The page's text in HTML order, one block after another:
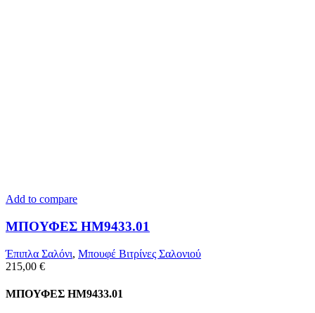
Add to compare
ΜΠΟΥΦΕΣ HM9433.01
Έπιπλα Σαλόνι, Μπουφέ Βιτρίνες Σαλονιού
215,00 €
ΜΠΟΥΦΕΣ HM9433.01